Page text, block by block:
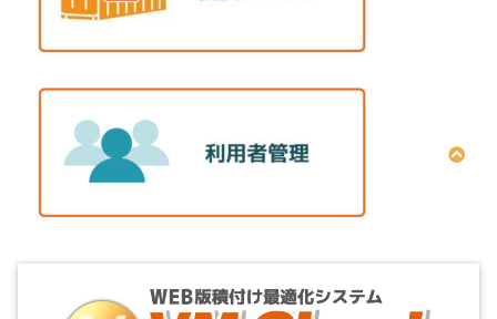
泣別れ不可の設定方法
内寸指定の設定方法
前後区分（積順）の設定方法
手動配置画面
積付図出力画面
Excelクロス集計結果出力機能
データ取り込み〜自動計算
手動積付 動画解説